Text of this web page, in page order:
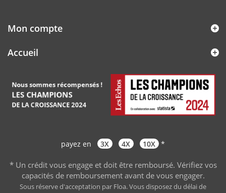
Mon compte
Accueil
payez en 3X 4X 10X *
* Un crédit vous engage et doit être remboursé. Vérifiez vos
capacités de remboursement avant de vous engager.
Sous réserve d'acceptation par Floa. Vous disposez du délai de